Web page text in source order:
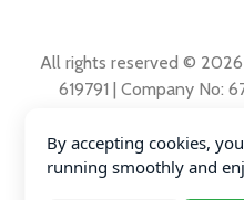
By accepting cookies,
running smoothly and
All rights reserved © 2026
619791 | Company No:
Polita
Polita de